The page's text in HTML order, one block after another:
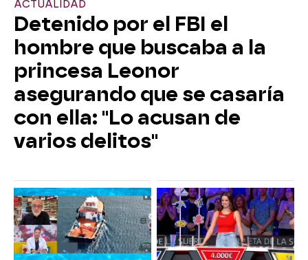
ACTUALIDAD
Detenido por el FBI el
hombre que buscaba a la
princesa Leonor
asegurando que se casaría
con ella: "Lo acusan de
varios delitos"